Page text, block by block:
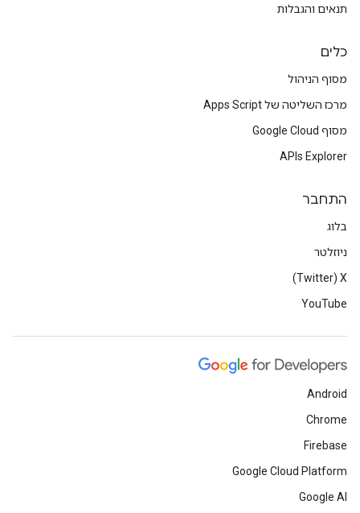
תנאים והגבלות
כלים
מסוף הניהול
מרכז השליטה של Apps Script
מסוף Google Cloud
APIs Explorer
התחבר
בלוג
ניוזלטר
X‏ (Twitter)
YouTube
Android
Chrome
Firebase
Google Cloud Platform
Google AI